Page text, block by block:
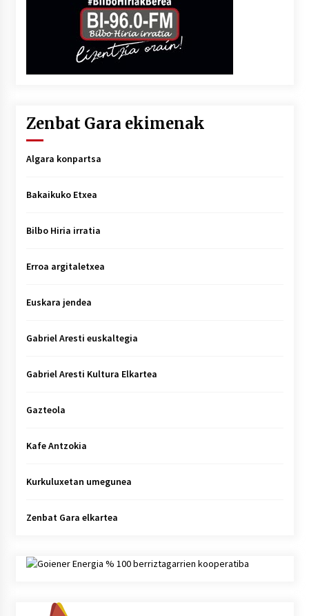
Zenbat Gara ekimenak
Algara konpartsa
Bakaikuko Etxea
Bilbo Hiria irratia
Erroa argitaletxea
Euskara jendea
Gabriel Aresti euskaltegia
Gabriel Aresti Kultura Elkartea
Gazteola
Kafe Antzokia
Kurkuluxetan umegunea
Zenbat Gara elkartea